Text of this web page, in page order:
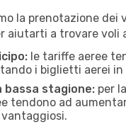
la prenotazione
aiutarti a trovare voli
le tariffe aeree
i biglietti aerei
bassa stagione: per
tendono ad